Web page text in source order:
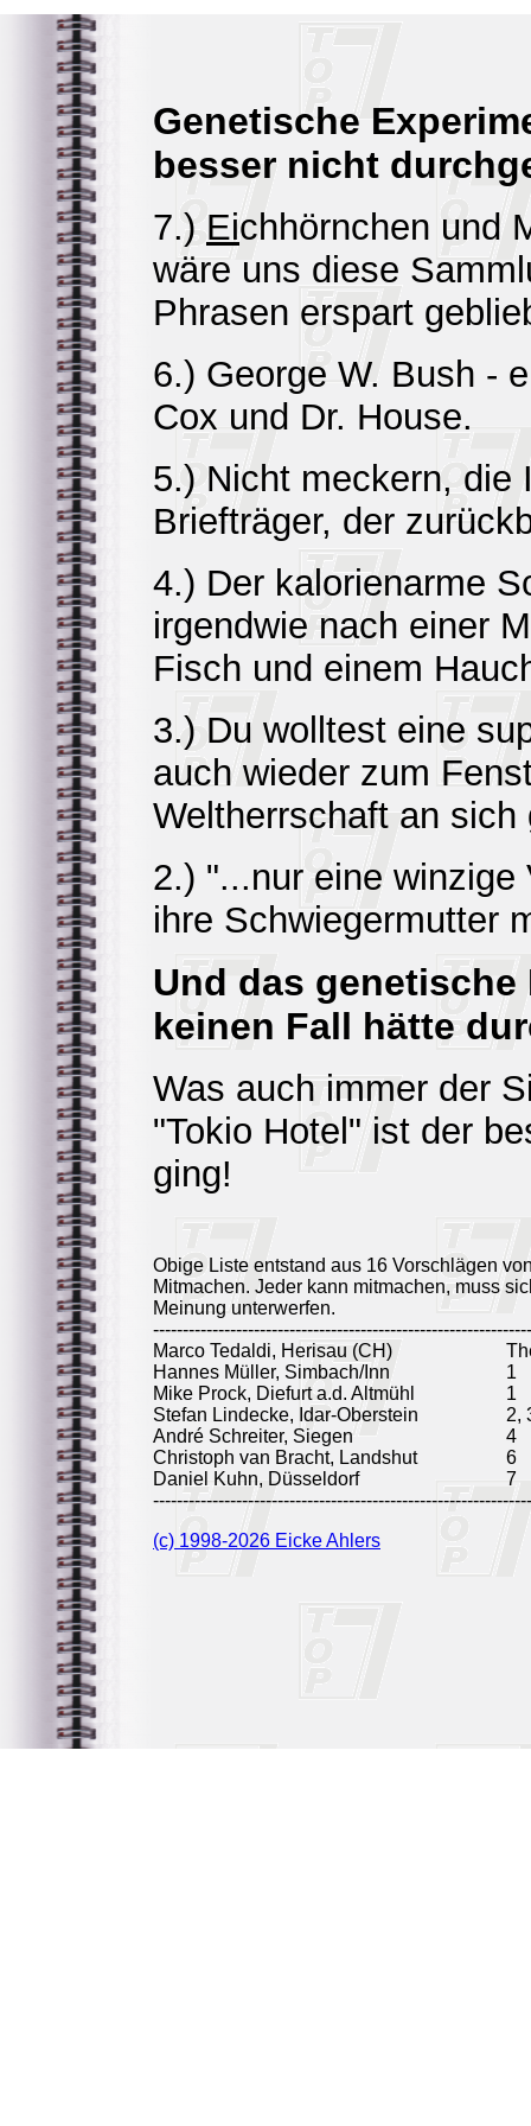
Genetische
besser nicht
7.) Eichhörnchen und
wäre uns diese
Phrasen erspart
6.) George W. Bush -
Cox und Dr. House.
5.) Nicht meckern, die
Briefträger, der
4.) Der kalorienarme
irgendwie nach einer
Fisch und einem
3.) Du wolltest eine
auch wieder zum
Weltherrschaft an sich
2.) "...nur eine winzige
ihre Schwiegermutter
Und das
keinen Fall hätte
Was auch immer der
"Tokio Hotel" ist der
ging!
Obige Liste entstand aus 16 Vorschlägen
Mitmachen. Jeder kann mitmachen, muss
Meinung unterwerfen.
Marco Tedaldi, Herisau (CH)
Hannes Müller, Simbach/Inn
1
Mike Prock, Diefurt a.d. Altmühl
1
Stefan Lindecke, Idar-Oberstein
2,
André Schreiter, Siegen
4
Christoph van Bracht, Landshut
6
Daniel Kuhn, Düsseldorf
7
(c) 1998-2026 Eicke Ahlers